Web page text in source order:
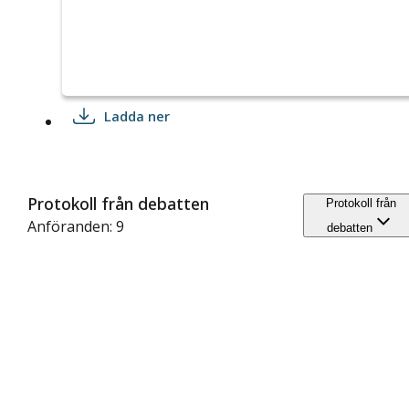
Ladda ner
Protokoll från debatten
Anföranden: 9
Protokoll från
debatten